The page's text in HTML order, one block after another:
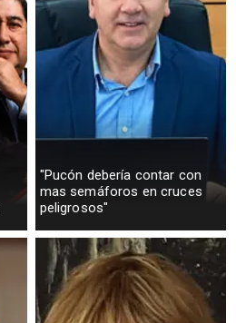
"Pucón debería contar con
mas semáforos en cruces
peligrosos"